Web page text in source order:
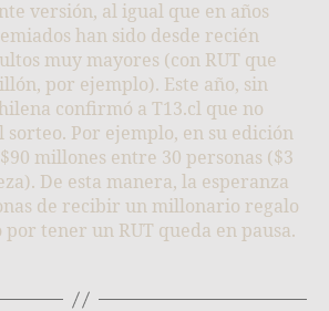
versión, al igual que en años
han sido desde recién
muy mayores (con RUT que
por ejemplo). Este año, sin
confirmó a T13.cl que no
Por ejemplo, en su edición
millones entre 30 personas ($3
De esta manera, la esperanza
de recibir un millonario regalo
por tener un RUT queda en pausa.